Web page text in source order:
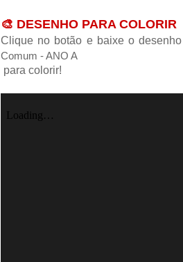
🎨 DESENHO PARA COLORIR
Clique no botão e baixe o
Comum - ANO A
para colorir!